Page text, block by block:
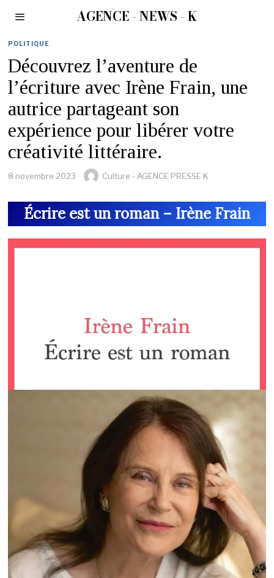
AGENCE - NEWS - K
POLITIQUE
Découvrez l’aventure de
l’écriture avec Irène Frain, une
autrice partageant son
expérience pour libérer votre
créativité littéraire.
8 novembre 2023 Culture - AGENCE PRESSE K
Écrire est un roman – Irène Frain